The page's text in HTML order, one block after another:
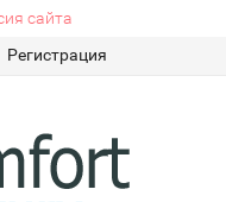
сайта
Регистрация